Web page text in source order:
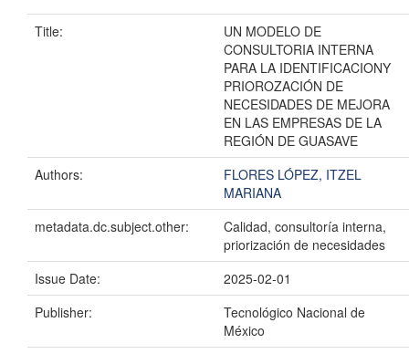
Title:
UN MODELO DE
CONSULTORIA INTERNA
PARA LA IDENTIFICACIONY
PRIOROZACIÓN DE
NECESIDADES DE MEJORA
EN LAS EMPRESAS DE LA
REGIÓN DE GUASAVE
Authors:
FLORES LÓPEZ, ITZEL
MARIANA
metadata.dc.subject.other:
Calidad, consultoría interna,
priorización de necesidades
Issue Date:
2025-02-01
Publisher:
Tecnológico Nacional de
México